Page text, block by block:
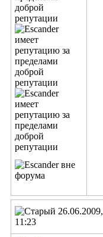
26.06.2009,
11:23